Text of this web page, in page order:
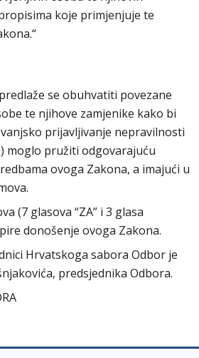
koje primjenjuje te
se obuhvatiti povezane
te njihove zamjenike kako bi
prijavljivanje nepravilnosti
moglo pružiti odgovarajuću
ovoga Zakona, a imajući u
(7 glasova “ZA” i 3 glasa
donošenje ovoga Zakona.
Hrvatskoga sabora Odbor je
predsjednika Odbora.